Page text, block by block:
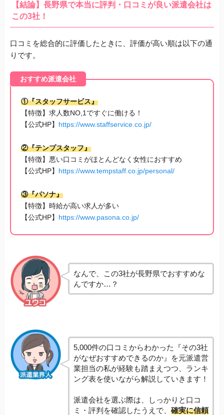
【結論】長野県で本当に評判・口コミが良い派遣会社は
この3社！
口コミを総合的に評価したときに、評価が高い順は以下の通
りです。
おすすめ派遣会社
①『スタッフサービス』
【特徴】求人数NO,1ですぐに働ける！
【公式HP】 https://www.staffservice.co.jp/
②『テンプスタッフ』
【特徴】悪い口コミがほとんどなく女性におすすめ
【公式HP】 https://www.tempstaff.co.jp/personal/
③『パソナ』
【特徴】時給が高い求人が多い
【公式HP】 https://www.pasona.co.jp/
なんで、この3社が長野県でおすすめな
んですか…？
5,000件の口コミからわかった『その3社
がなぜおすすめできるのか』を元派遣営
業担当の私が経験も踏まえつつ、ランキ
ング表を使いながら解説していきます！
派遣会社を選ぶ際は、しっかりと口コ
ミ・評判を確認したうえで、 確実に信頼